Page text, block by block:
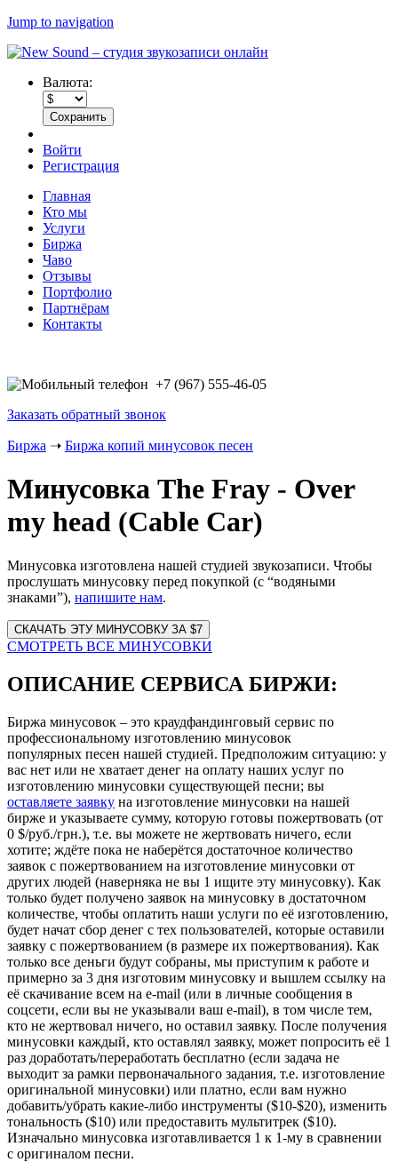
Jump to navigation
Валюта:
Войти
Регистрация
Главная
Кто мы
Услуги
Биржа
Чаво
Отзывы
Портфолио
Партнёрам
Контакты
+7 (967) 555-46-05
Заказать обратный звонок
Биржа ➝ Биржа копий минусовок песен
Минусовка The Fray - Over
my head (Cable Car)
Минусовка изготовлена нашей студией звукозаписи. Чтобы
прослушать минусовку перед покупкой (с “водяными
знаками”), напишите нам.
Website
URL
СМОТРЕТЬ ВСЕ МИНУСОВКИ
ОПИСАНИЕ СЕРВИСА БИРЖИ:
Биржа минусовок – это краудфандинговый сервис по
профессиональному изготовлению минусовок
популярных песен нашей студией. Предположим ситуацию: у
вас нет или не хватает денег на оплату наших услуг по
изготовлению минусовки существующей песни; вы
оставляете заявку на изготовление минусовки на нашей
бирже и указываете сумму, которую готовы пожертвовать (от
0 $/руб./грн.), т.е. вы можете не жертвовать ничего, если
хотите; ждёте пока не наберётся достаточное количество
заявок с пожертвованием на изготовление минусовки от
других людей (наверняка не вы 1 ищите эту минусовку). Как
только будет получено заявок на минусовку в достаточном
количестве, чтобы оплатить наши услуги по её изготовлению,
будет начат сбор денег с тех пользователей, которые оставили
заявку с пожертвованием (в размере их пожертвования). Как
только все деньги будут собраны, мы приступим к работе и
примерно за 3 дня изготовим минусовку и вышлем ссылку на
её скачивание всем на e-mail (или в личные сообщения в
соцсети, если вы не указывали ваш e-mail), в том числе тем,
кто не жертвовал ничего, но оставил заявку. После получения
минусовки каждый, кто оставлял заявку, может попросить её 1
раз доработать/переработать бесплатно (если задача не
выходит за рамки первоначального задания, т.е. изготовление
оригинальной минусовки) или платно, если вам нужно
добавить/убрать какие-либо инструменты ($10-$20), изменить
тональность ($10) или предоставить мультитрек ($10).
Изначально минусовка изготавливается 1 к 1-му в сравнении
с оригиналом песни.